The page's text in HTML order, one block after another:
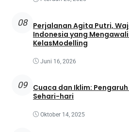
08
Perjalanan Agita Putri,
Indonesia yang
KelasModelling
Juni 16, 2026
09
Cuaca dan Iklim:
Sehari-hari
Oktober 14, 2025